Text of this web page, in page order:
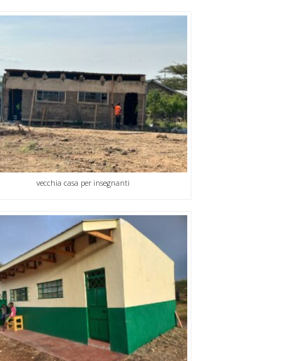
vecchia casa per insegnanti